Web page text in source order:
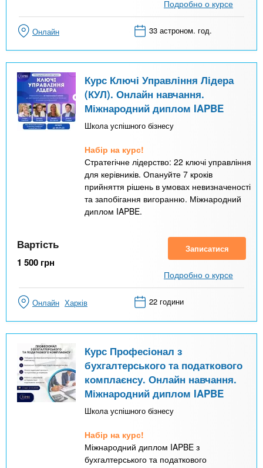
Подробно о курсе
Онлайн 33 астроном. год.
Курс Ключі Управління Лідера
(КУЛ). Онлайн навчання.
Міжнародний диплом IAPBE
Школа успішного бізнесу
Набір на курс!
Стратегічне лідерство: 22 ключі управління
для керівників. Опануйте 7 кроків
прийняття рішень в умовах невизначеності
та запобігання вигоранню. Міжнародний
диплом IAPBE.
Вартість
1 500 грн
Записатися
Подробно о курсе
Онлайн Харків 22 години
Курс Професіонал з
бухгалтерського та податкового
комплаєнсу. Онлайн навчання.
Міжнародний диплом IAPBE
Школа успішного бізнесу
Набір на курс!
Міжнародний диплом IAPBE з
бухгалтерського та податкового